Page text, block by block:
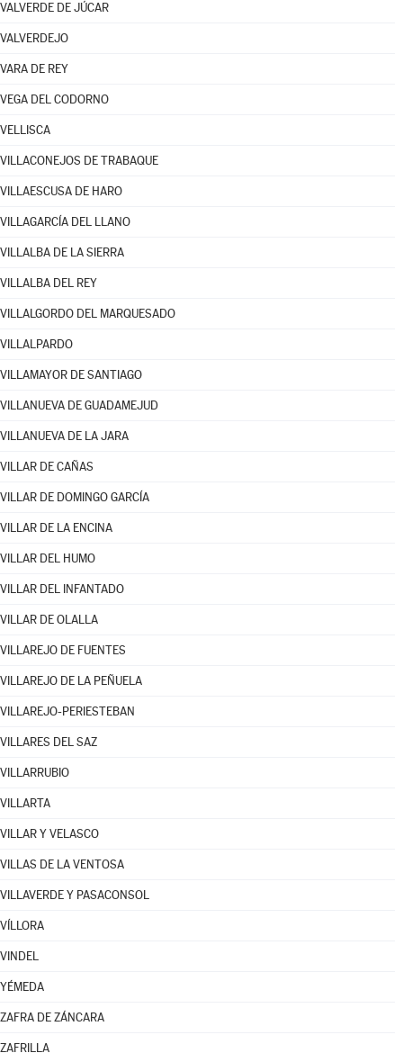
VALVERDE DE JÚCAR
VALVERDEJO
VARA DE REY
VEGA DEL CODORNO
VELLISCA
VILLACONEJOS DE TRABAQUE
VILLAESCUSA DE HARO
VILLAGARCÍA DEL LLANO
VILLALBA DE LA SIERRA
VILLALBA DEL REY
VILLALGORDO DEL MARQUESADO
VILLALPARDO
VILLAMAYOR DE SANTIAGO
VILLANUEVA DE GUADAMEJUD
VILLANUEVA DE LA JARA
VILLAR DE CAÑAS
VILLAR DE DOMINGO GARCÍA
VILLAR DE LA ENCINA
VILLAR DEL HUMO
VILLAR DEL INFANTADO
VILLAR DE OLALLA
VILLAREJO DE FUENTES
VILLAREJO DE LA PEÑUELA
VILLAREJO-PERIESTEBAN
VILLARES DEL SAZ
VILLARRUBIO
VILLARTA
VILLAR Y VELASCO
VILLAS DE LA VENTOSA
VILLAVERDE Y PASACONSOL
VÍLLORA
VINDEL
YÉMEDA
ZAFRA DE ZÁNCARA
ZAFRILLA